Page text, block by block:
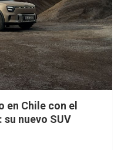
Chile con el
nuevo SUV